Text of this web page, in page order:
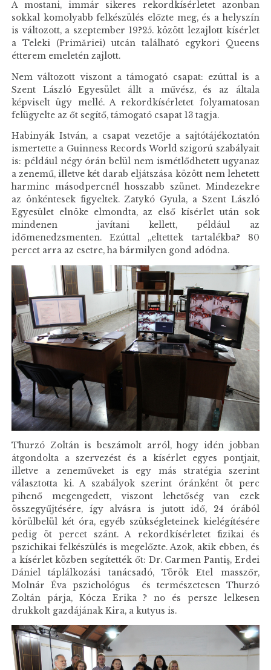
A mostani, immár sikeres rekordkísérletet azonban
sokkal komolyabb felkészülés előzte meg, és a helyszín
is változott, a szeptember 19?25. között lezajlott kísérlet
a Teleki (Primăriei) utcán található egykori Queens
étterem emeletén zajlott.
Nem változott viszont a támogató csapat: ezúttal is a
Szent László Egyesület állt a művész, és az általa
képviselt ügy mellé. A rekordkísérletet folyamatosan
felügyelte az őt segítő, támogató csapat 13 tagja.
Habinyák István, a csapat vezetője a sajtótájékoztatón
ismertette a Guinness Records World szigorú szabályait
is: például négy órán belül nem ismétlődhetett ugyanaz
a zenemű, illetve két darab eljátszása között nem lehetett
harminc másodpercnél hosszabb szünet. Mindezekre
az önkéntesek figyeltek. Zatykó Gyula, a Szent László
Egyesület elnöke elmondta, az első kísérlet után sok
mindenen javítani kellett, például az
időmenedzsmenten. Ezúttal ,,eltettek tartalékba? 80
percet arra az esetre, ha bármilyen gond adódna.
Thurzó Zoltán is beszámolt arról, hogy idén jobban
átgondolta a szervezést és a kísérlet egyes pontjait,
illetve a zeneműveket is egy más stratégia szerint
választotta ki. A szabályok szerint óránként öt perc
pihenő megengedett, viszont lehetőség van ezek
összegyűjtésére, így alvásra is jutott idő, 24 órából
körülbelül két óra, egyéb szükségleteinek kielégítésére
pedig öt percet szánt. A rekordkísérletet fizikai és
pszichikai felkészülés is megelőzte. Azok, akik ebben, és
a kísérlet közben segítették őt: Dr. Carmen Pantiş, Erdei
Dániel táplálkozási tanácsadó, Török Etel masszőr,
Molnár Éva pszichológus és természetesen Thurzó
Zoltán párja, Kócza Erika ? no és persze lelkesen
drukkolt gazdájának Kira, a kutyus is.